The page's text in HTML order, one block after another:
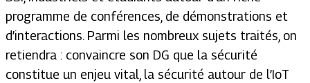
programme de conférences, de démonstrations et
d’interactions. Parmi les nombreux sujets traités, on
retiendra : convaincre son DG que la sécurité
constitue un enjeu vital, la sécurité autour de l’IoT